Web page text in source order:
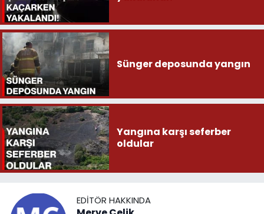
Sünger deposunda yangın
Yangına karşı seferber
oldular
EDITÖR HAKKINDA